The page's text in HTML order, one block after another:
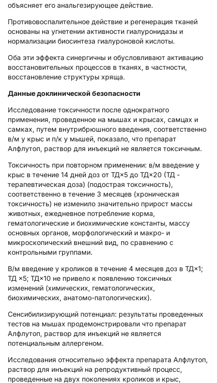
объясняет его анальгезирующее действие.
Противовоспалительное действие и регенерация тканей
основаны на угнетении активности гиалуронидазы и
нормализации биосинтеза гиалуроновой кислоты.
Оба эти эффекта синергичны и обусловливают активацию
восстановительных процессов в тканях, в частности,
восстановление структуры хряща.
Данные доклинической безопасности
Исследование токсичности после однократного
применения, проведенное на мышах и крысах, самцах и
самках, путем внутрибрюшного введения, соответственно
в/м у крыс и п/к у мышей, показало, что препарат
Алфлутоп, раствор для инъекций не является токсичным.
Токсичность при повторном применении: в/м введение у
крыс в течение 14 дней доз от ТД×5 до ТД×20 (ТД -
терапевтическая доза) (подострая токсичность),
соответственно в течение 3 месяцев (хроническая
токсичность) не изменило значительно прирост массы
животных, ежедневное потребление корма,
гематологические и биохимические константы, массу
основных органов, морфологический и макро- и
микроскопический внешний вид, по сравнению с
контрольными группами.
В/м введение у кроликов в течение 4 месяцев доз в ТД×1;
ТД ×5; ТД×10 не привело к появлению токсичных
изменений (химических, гематологических,
биохимических, анатомо-патологических).
Сенсибилизирующий потенциал: результаты проведенных
тестов на мышах продемонстрировали что препарат
Алфлутоп, раствор для инъекций не является
потенциальным аллергеном.
Исследования относительно эффекта препарата Алфлутоп,
раствор для инъекций на репродуктивный процесс,
проведенные на двух поколениях кроликов и крыс,